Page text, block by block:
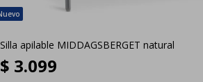
Silla apilable MIDDAGSBERGET natural
$ 3.099